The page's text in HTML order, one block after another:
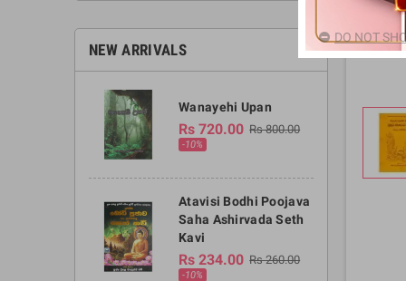
NEW ARRIVALS
Wanayehi Upan
Rs 720.00 Rs 800.00
-10%
Atavisi Bodhi Poojava
Saha Ashirvada Seth
Kavi
Rs 234.00 Rs 260.00
-10%
DO NOT